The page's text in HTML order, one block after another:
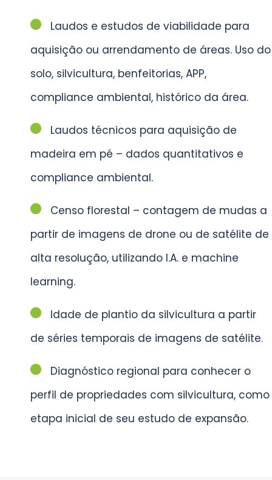
Laudos e estudos de viabilidade para
aquisição ou arrendamento de áreas. Uso do
solo, silvicultura, benfeitorias, APP,
compliance ambiental, histórico da área.
Laudos técnicos para aquisição de
madeira em pé – dados quantitativos e
compliance ambiental.
Censo florestal – contagem de mudas a
partir de imagens de drone ou de satélite de
alta resolução, utilizando I.A. e machine
learning.
Idade de plantio da silvicultura a partir
de séries temporais de imagens de satélite.
Diagnóstico regional para conhecer o
perfil de propriedades com silvicultura, como
etapa inicial de seu estudo de expansão.